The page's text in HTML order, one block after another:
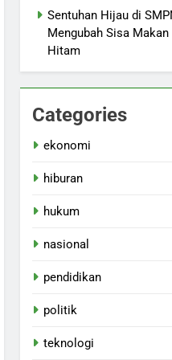
Sentuhan Hijau di
Mengubah Sisa
Hitam
Categories
ekonomi
hiburan
hukum
nasional
pendidikan
politik
teknologi